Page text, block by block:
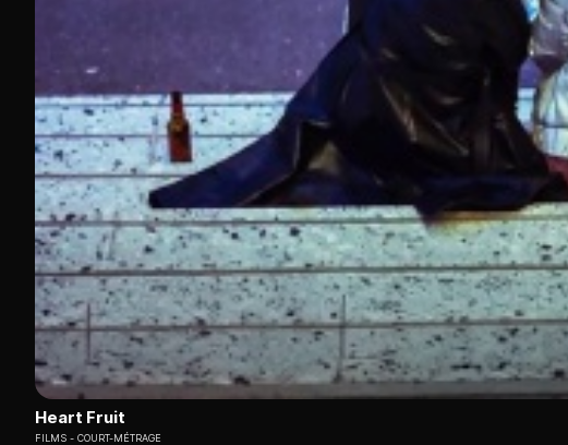
Heart Fruit
FILMS COURT-MÉTRAGE